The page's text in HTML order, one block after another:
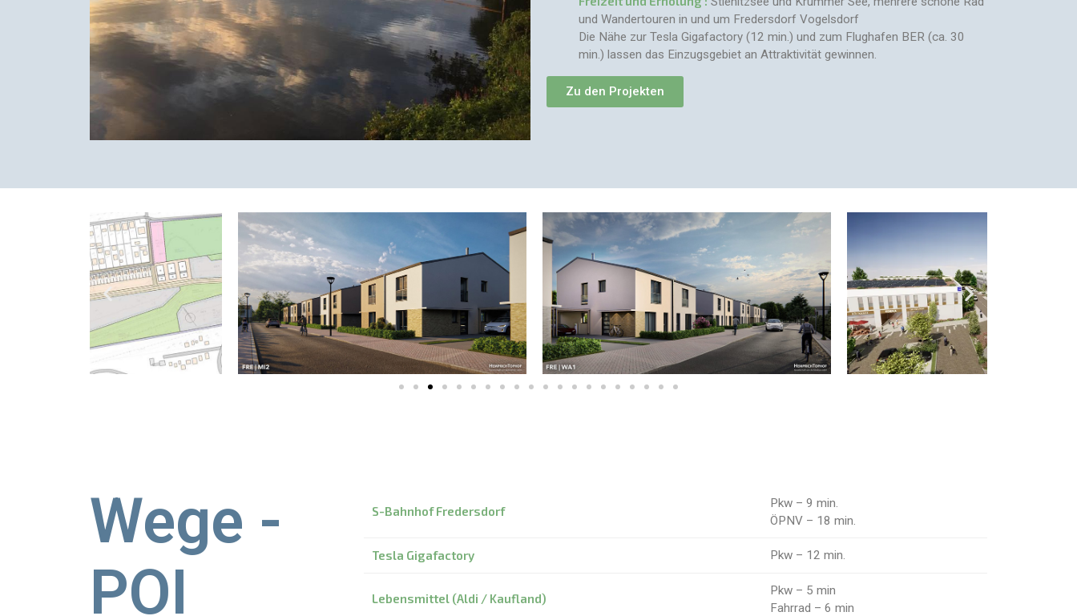
und Wandertouren in und um Fredersdorf Vogelsdorf
Die Nähe zur Tesla Gigafactory (12 min.) und zum Flughafen BER (ca. 30
min.) lassen das Einzugsgebiet an Attraktivität gewinnen.
Zu den Projekten
Wege -
POI
S-Bahnhof Fredersdorf
Pkw – 9 min.
ÖPNV – 18 min.
Tesla Gigafactory Pkw – 12 min.
Lebensmittel (Aldi / Kaufland)
Pkw – 5 min
Fahrrad – 6 min